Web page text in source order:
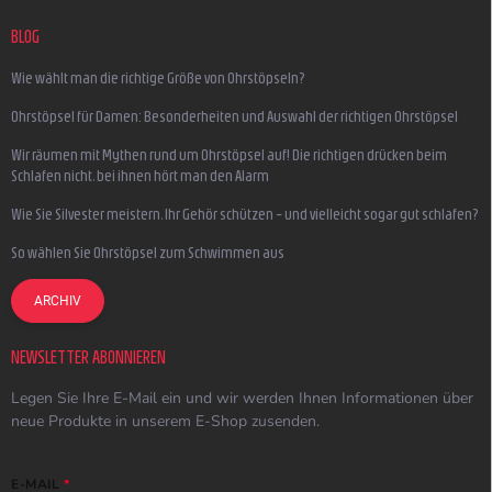
BLOG
Wie wählt man die richtige Größe von Ohrstöpseln?
Ohrstöpsel für Damen: Besonderheiten und Auswahl der richtigen Ohrstöpsel
Wir räumen mit Mythen rund um Ohrstöpsel auf! Die richtigen drücken beim
Schlafen nicht, bei ihnen hört man den Alarm
Wie Sie Silvester meistern, Ihr Gehör schützen – und vielleicht sogar gut schlafen?
So wählen Sie Ohrstöpsel zum Schwimmen aus
ARCHIV
NEWSLETTER ABONNIEREN
Legen Sie Ihre E-Mail ein und wir werden Ihnen Informationen über
neue Produkte in unserem E-Shop zusenden.
E-MAIL